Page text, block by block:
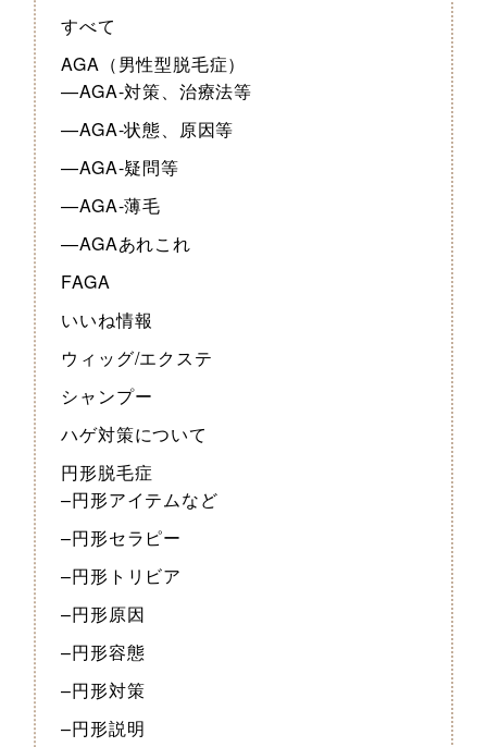
すべて
AGA（男性型脱毛症）
—AGA-対策、治療法等
—AGA-状態、原因等
—AGA-疑問等
—AGA-薄毛
—AGAあれこれ
FAGA
いいね情報
ウィッグ/エクステ
シャンプー
ハゲ対策について
円形脱毛症
–円形アイテムなど
–円形セラピー
–円形トリビア
–円形原因
–円形容態
–円形対策
–円形説明